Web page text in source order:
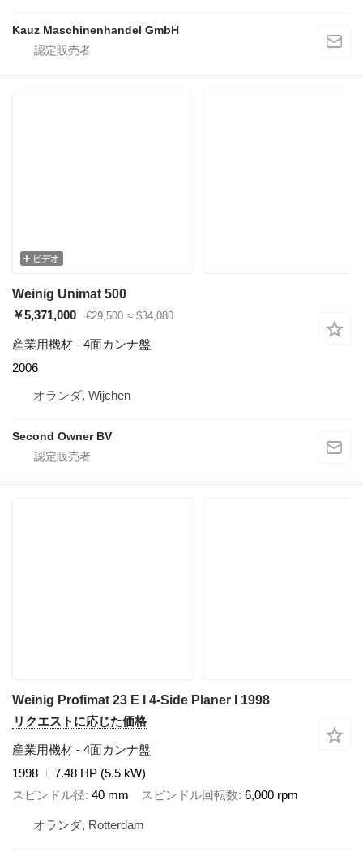
Kauz Maschinenhandel GmbH
ビデオ
Weinig Unimat 500
￥5,371,000
€29,500 ≈ $34,080
産業用機材 - 4面カンナ盤
2006
オランダ, Wijchen
Second Owner BV
Weinig Profimat 23 E I 4-Side Planer I 1998
リクエストに応じた価格
産業用機材 - 4面カンナ盤
1998
7.48 HP (5.5 kW)
スピンドル径 40 mm スピンドル回転数 6,000 rpm
オランダ, Rotterdam